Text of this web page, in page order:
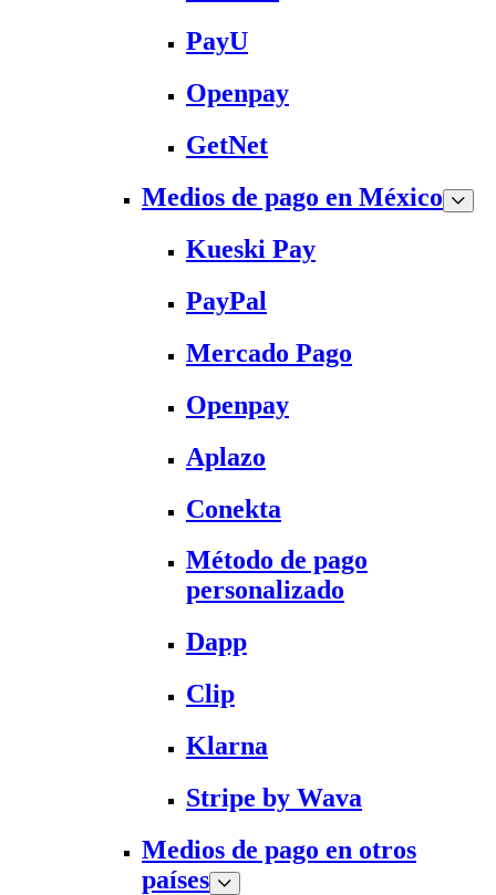
PayU
Openpay
GetNet
Medios de pago en México
Kueski Pay
PayPal
Mercado Pago
Openpay
Aplazo
Conekta
Método de pago
personalizado
Dapp
Clip
Klarna
Stripe by Wava
Medios de pago en otros
países